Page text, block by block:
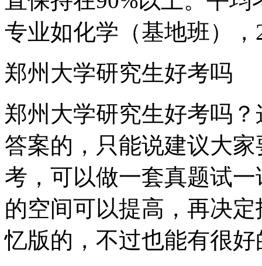
专业如化学（基地班）
郑州大学研究生好考吗
郑州大学研究生好考吗
答案的，只能说建议大
考，可以做一套真题试
的空间可以提高，再决
忆版的，不过也能有很